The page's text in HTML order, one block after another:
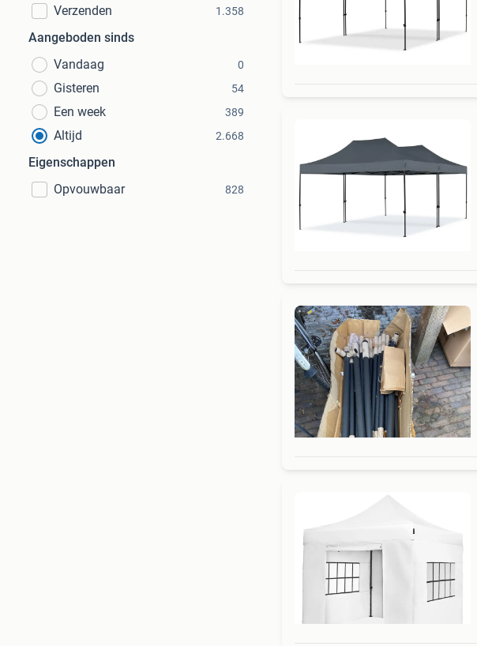
Verzenden 1.358
Aangeboden sinds
Vandaag
0
Gisteren 54
Een week 389
Altijd 2.668
Eigenschappen
Opvouwbaar
828